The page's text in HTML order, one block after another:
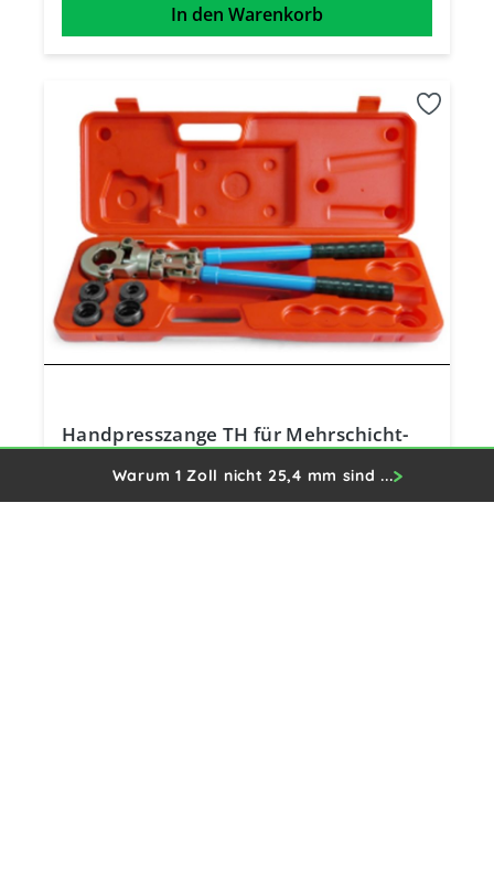
Warum 1 Zoll nicht 25,4 mm sind ...
In den Warenkorb
Handpresszange TH für Mehrschicht-
inkl. Koffer